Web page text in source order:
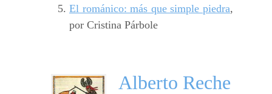
El románico: más que simple piedra,
por Cristina Párbole
Alberto Reche